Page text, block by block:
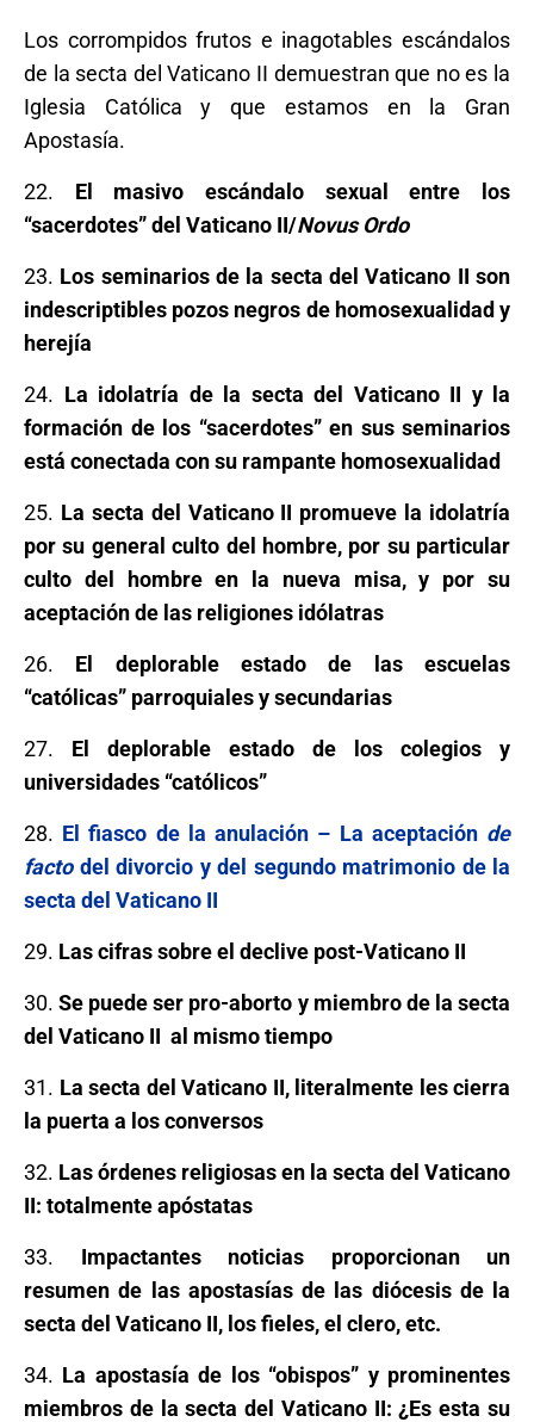
Los corrompidos frutos e inagotables escándalos
de la secta del Vaticano II demuestran que no es la
Iglesia Católica y que estamos en la Gran
Apostasía.
22. El masivo escándalo sexual entre los
“sacerdotes” del Vaticano II/Novus Ordo
23. Los seminarios de la secta del Vaticano II son
indescriptibles pozos negros de homosexualidad y
herejía
24. La idolatría de la secta del Vaticano II y la
formación de los “sacerdotes” en sus seminarios
está conectada con su rampante homosexualidad
25. La secta del Vaticano II promueve la idolatría
por su general culto del hombre, por su particular
culto del hombre en la nueva misa, y por su
aceptación de las religiones idólatras
26. El deplorable estado de las escuelas
“católicas” parroquiales y secundarias
27. El deplorable estado de los colegios y
universidades “católicos”
28. El fiasco de la anulación – La aceptación de
factodel divorcio y del segundo matrimonio de la
secta del Vaticano II
29. Las cifras sobre el declive post-Vaticano II
30.Se puede ser pro-aborto y miembro de la secta
del Vaticano II al mismo tiempo
31. La secta del Vaticano II, literalmente les cierra
la puerta a los conversos
32. Las órdenes religiosas en la secta del Vaticano
II: totalmente apóstatas
33. Impactantes noticias proporcionan un
resumen de las apostasías de las diócesis de la
secta del Vaticano II, los fieles, el clero, etc.
34. La apostasía de los “obispos” y prominentes
miembros de la secta del Vaticano II: ¿Es esta su